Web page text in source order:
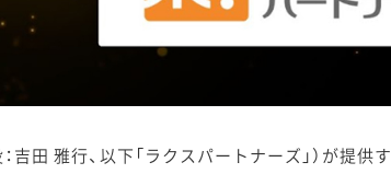
田 雅行、以下「ラクスパートナーズ」）が提